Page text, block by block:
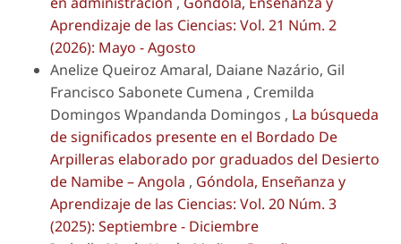
Aprendizaje de las Ciencias: Vol. 21 Núm. 2
(2026): Mayo - Agosto
Anelize Queiroz Amaral, Daiane Nazário, Gil
Francisco Sabonete Cumena , Cremilda
Domingos Wpandanda Domingos , La búsqueda
de significados presente en el Bordado De
Arpilleras elaborado por graduados del Desierto
de Namibe – Angola , Góndola, Enseñanza y
Aprendizaje de las Ciencias: Vol. 20 Núm. 3
(2025): Septiembre - Diciembre